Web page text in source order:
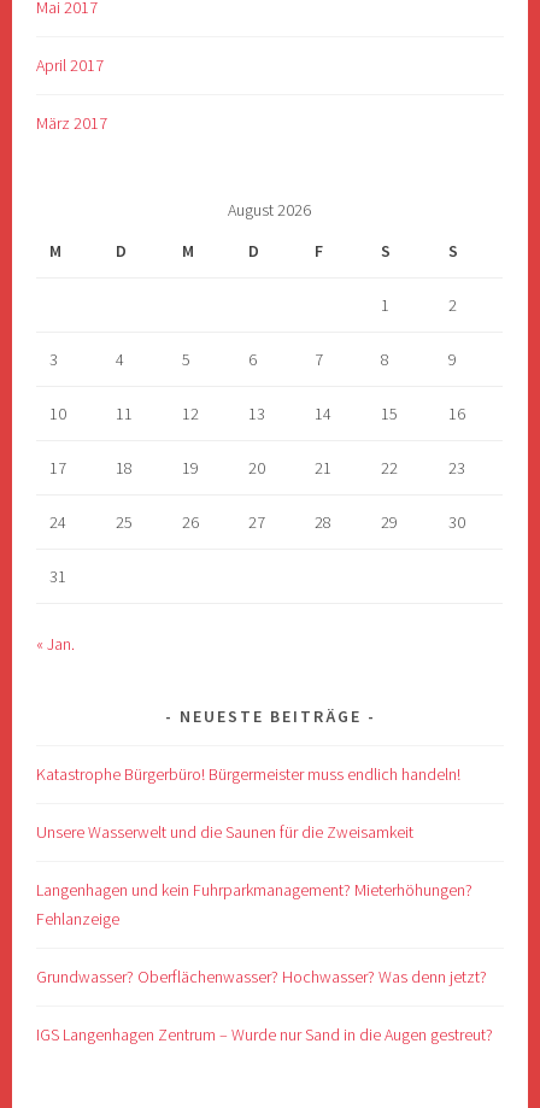
Mai 2017
April 2017
März 2017
August 2026
M
D M D F S S
1 2
3 4 5 6 7 8 9
10 11 12 13 14 15 16
17 18 19 20 21 22 23
24 25 26 27 28 29 30
31
« Jan.
NEUESTE BEITRÄGE
Katastrophe Bürgerbüro! Bürgermeister muss endlich handeln!
Unsere Wasserwelt und die Saunen für die Zweisamkeit
Langenhagen und kein Fuhrparkmanagement? Mieterhöhungen?
Fehlanzeige
Grundwasser? Oberflächenwasser? Hochwasser? Was denn jetzt?
IGS Langenhagen Zentrum – Wurde nur Sand in die Augen gestreut?